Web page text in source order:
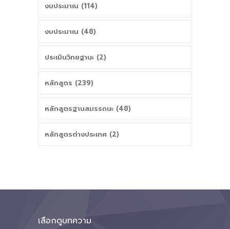
งบประมาณ (114)
งบประมาณ (48)
ประเมินวิทยฐานะ (2)
หลักสูตร (239)
หลักสูตรฐานสมรรถนะ (48)
หลักสูตรต่างประเทศ (2)
เลือกดูบทความ